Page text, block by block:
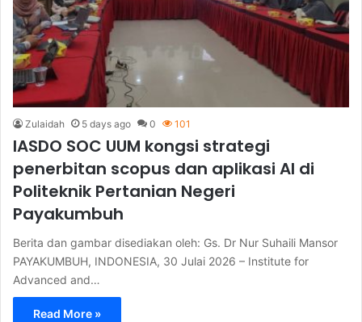
Zulaidah 5 days ago 0 101
IASDO SOC UUM kongsi strategi
penerbitan scopus dan aplikasi AI di
Politeknik Pertanian Negeri
Payakumbuh
Berita dan gambar disediakan oleh: Gs. Dr Nur Suhaili Mansor
PAYAKUMBUH, INDONESIA, 30 Julai 2026 – Institute for
Advanced and…
Read More »